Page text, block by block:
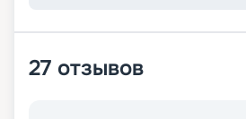
27 отзывов